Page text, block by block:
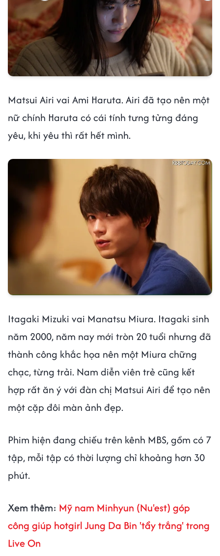
Matsui Airi vai Ami Haruta. Airi đã tạo nên một
nữ chính Haruta có cái tính tưng tửng đáng
yêu, khi yêu thì rất hết mình.
Itagaki Mizuki vai Manatsu Miura. Itagaki sinh
năm 2000, năm nay mới tròn 20 tuổi nhưng đã
thành công khắc họa nên một Miura chững
chạc, từng trải. Nam diễn viên trẻ cũng kết
hợp rất ăn ý với đàn chị Matsui Airi để tạo nên
một cặp đôi màn ảnh đẹp.
Phim hiện đang chiếu trên kênh MBS, gồm có 7
tập, mỗi tập có thời lượng chỉ khoảng hơn 30
phút.
Xem thêm: Mỹ nam Minhyun (Nu'est) góp
công giúp hotgirl Jung Da Bin 'tẩy trắng' trong
Live On